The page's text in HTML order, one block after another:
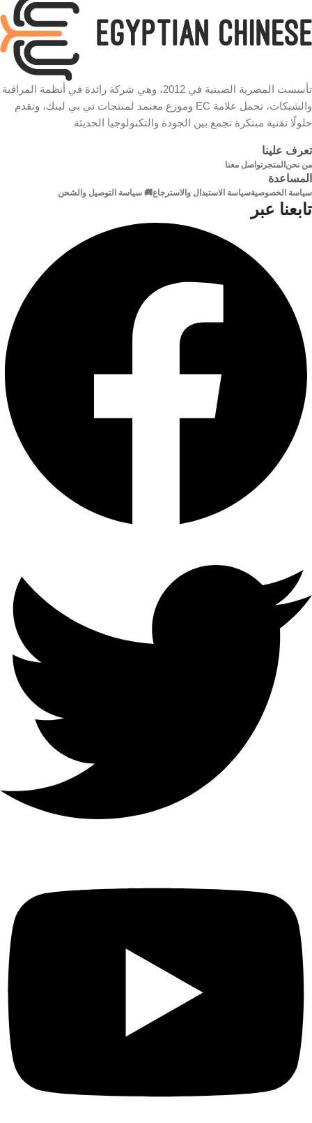
الكابل
عزل PVC عالي الكثافة
الون
نوع
الاتصال
التوصيل سلكي
مع
تأسست المصرية الصينية في 2012، وهي شركة رائدة في أنظمة المراقبة
والشبكات، تحمل علامة EC وموزع معتمد لمنتجات تي بي لينك، وتقدم
حلولًا تقنية مبتكرة تجمع بين الجودة والتكنولوجيا الحديثة
تعرف علينا
من نحنالمتجرتواصل معنا
المساعدة
سياسة الخصوصيةسياسة الاستبدال والاسترجاع🚚 سياسة التوصيل والشحن
تابعنا عبر